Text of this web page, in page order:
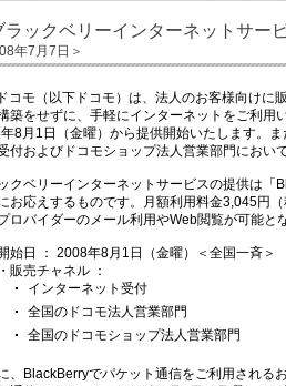
ラックベリーインターネットサー
年7月7日＞
コモ（以下ドコモ）は、法人のお客様向け
築をせずに、手軽にインターネットをご利用
8月1日（金曜）から提供開始いたします。
付およびドコモショップ法人営業部門におい
クベリーインターネットサービスの提供は
お応えするものです。月額利用料金3,045円
ロバイダーのメール利用やWeb閲覧が可能と
始日 ： 2008年8月1日（金曜）＜全国一斉＞
販売チャネル ：
インターネット受付
全国のドコモ法人営業部門
全国のドコモショップ法人営業部門
、BlackBerryでパケット通信をご利用される